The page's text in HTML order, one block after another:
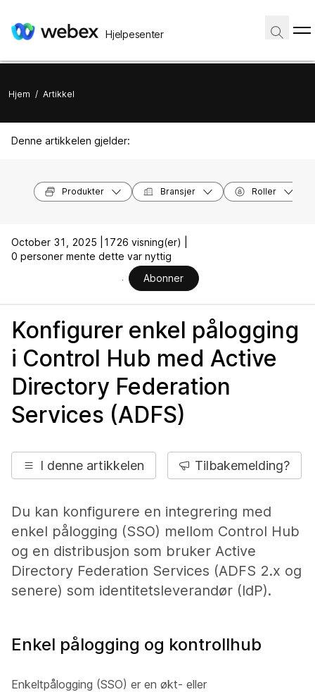
Hjelpesenter
Hjem / Artikkel
Denne artikkelen gjelder:
Produkter Bransjer Roller
October 31, 2025 |
1726 visning(er) |
0 personer mente dette var nyttig
Abonner
Konfigurer enkel pålogging
i Control Hub med Active
Directory Federation
Services (ADFS)
I denne artikkelen Tilbakemelding?
Du kan konfigurere en integrering med
enkel pålogging (SSO) mellom Control Hub
og en distribusjon som bruker Active
Directory Federation Services (ADFS 2.x og
senere) som identitetsleverandør (IdP).
Enkel pålogging og kontrollhub
Enkeltpålogging (SSO) er en økt- eller